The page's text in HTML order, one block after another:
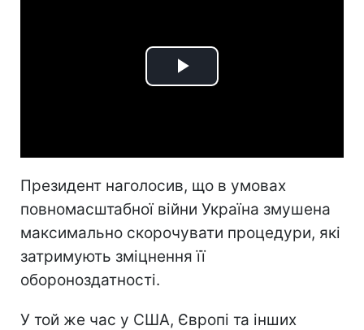
Play
Президент наголосив, що в умовах
повномасштабної війни Україна змушена
максимально скорочувати процедури, які
затримують зміцнення її
обороноздатності.
У той же час у США, Європі та інших